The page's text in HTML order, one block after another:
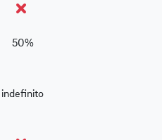
50%
indefinito